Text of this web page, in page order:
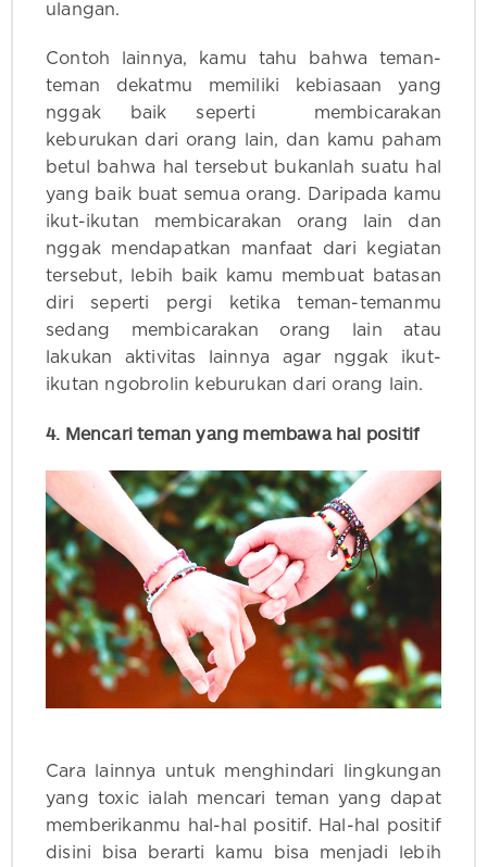
ulangan.
Contoh lainnya, kamu tahu bahwa teman-
teman dekatmu memiliki kebiasaan yang
nggak baik seperti membicarakan
keburukan dari orang lain, dan kamu paham
betul bahwa hal tersebut bukanlah suatu hal
yang baik buat semua orang. Daripada kamu
ikut-ikutan membicarakan orang lain dan
nggak mendapatkan manfaat dari kegiatan
tersebut, lebih baik kamu membuat batasan
diri seperti pergi ketika teman-temanmu
sedang membicarakan orang lain atau
lakukan aktivitas lainnya agar nggak ikut-
ikutan ngobrolin keburukan dari orang lain.
4. Mencari teman yang membawa hal positif
Cara lainnya untuk menghindari lingkungan
yang toxic ialah mencari teman yang dapat
memberikanmu hal-hal positif. Hal-hal positif
disini bisa berarti kamu bisa menjadi lebih